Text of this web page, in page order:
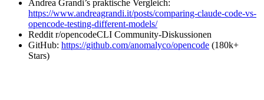
Andrea Grandi’s praktische Vergleich:
https://www.andreagrandi.it/posts/comparing-claude-code-vs-
opencode-testing-different-models/
Reddit r/opencodeCLI Community-Diskussionen
GitHub: https://github.com/anomalyco/opencode (180k+
Stars)